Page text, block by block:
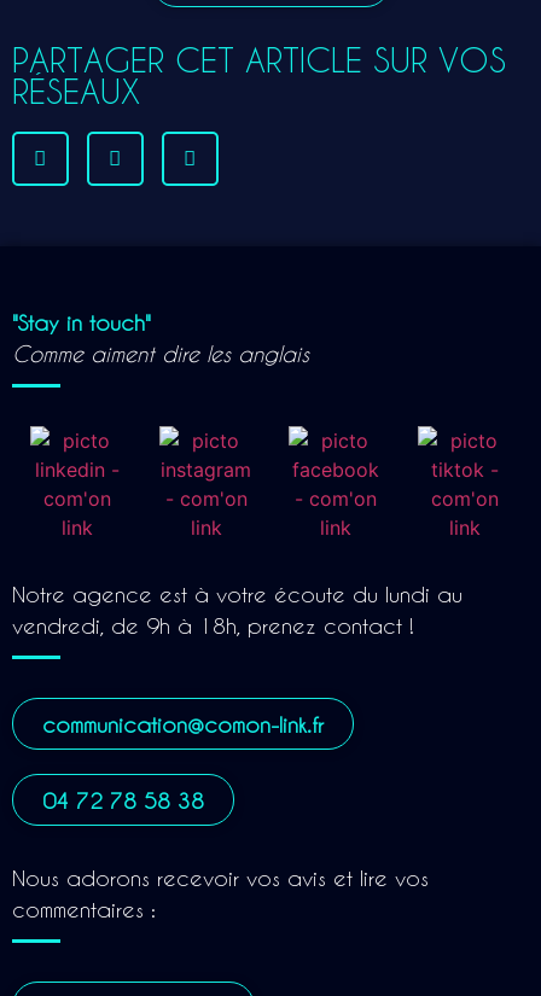
PARTAGER CET ARTICLE SUR VOS
RÉSEAUX
"Stay in touch"
Comme aiment dire les anglais
Notre agence est à votre écoute du lundi au
vendredi, de 9h à 18h, prenez contact !
communication@comon-link.fr
04 72 78 58 38
Nous adorons recevoir vos avis et lire vos
commentaires :